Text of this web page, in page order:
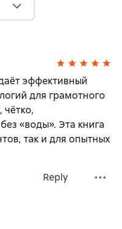
эффективный
для грамотного
чётко,
«воды». Эта книга
так и для опытных
Reply